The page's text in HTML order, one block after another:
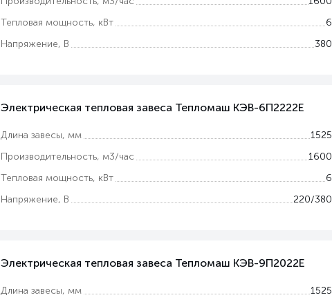
Тепловая мощность, кВт
6
Напряжение, В
380
Электрическая тепловая завеса Тепломаш КЭВ-6П2222Е
Длина завесы, мм
1525
Производительность, м3/час
1600
Тепловая мощность, кВт
6
Напряжение, В
220/380
Электрическая тепловая завеса Тепломаш КЭВ-9П2022Е
Длина завесы, мм
1525